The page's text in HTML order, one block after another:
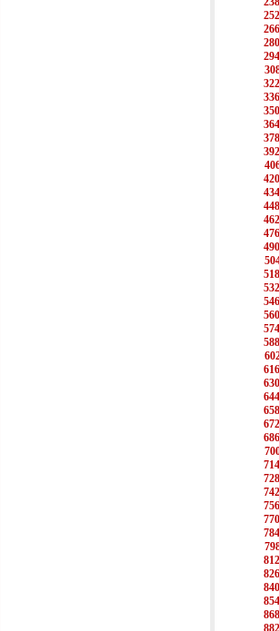
252
266
280
294
322
336
350
364
378
392
420
434
448
462
476
490
518
532
546
560
574
588
616
630
644
658
672
686
714
728
742
756
770
784
812
826
840
854
868
882